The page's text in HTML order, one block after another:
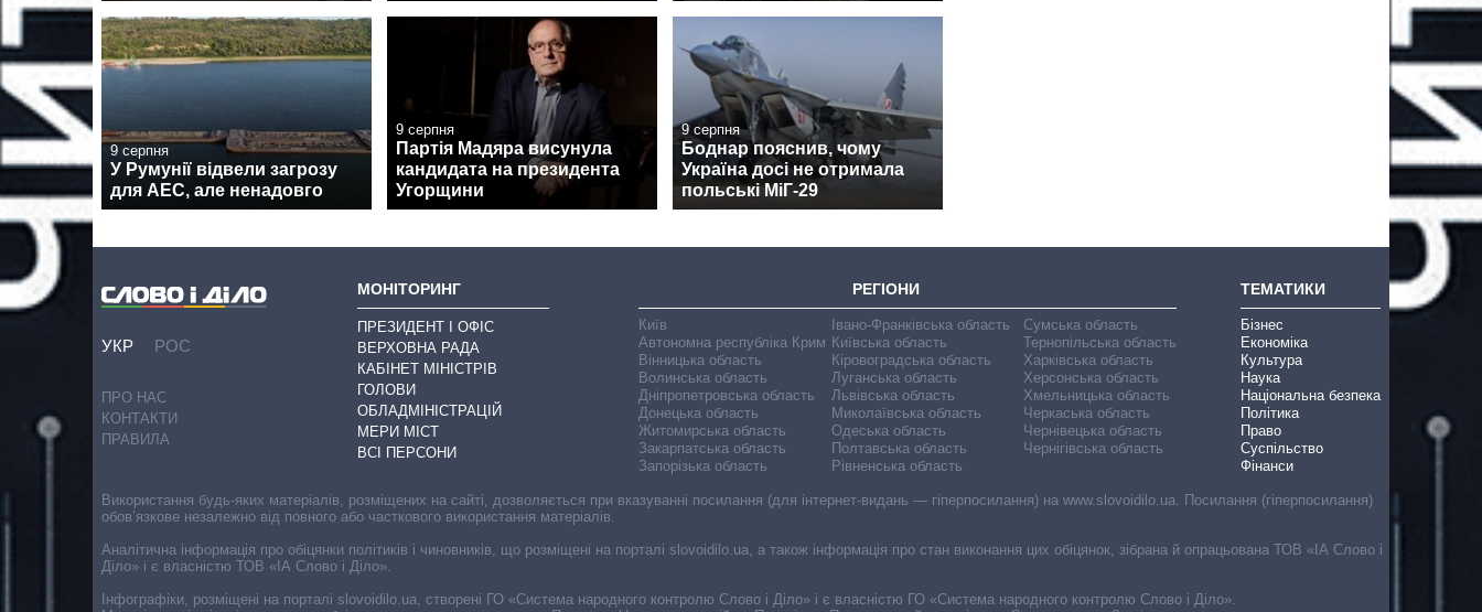
9 серпня
У Румунії відвели загрозу
для АЕС, але ненадовго
9 серпня
Партія Мадяра висунула
кандидата на президента
Угорщини
9 серпня
Боднар пояснив, чому
Україна досі не отримала
польські МіГ-29
УКР РОС
ПРО НАС
КОНТАКТИ
ПРАВИЛА
МОНІТОРИНГ
ПРЕЗИДЕНТ І ОФІС
ВЕРХОВНА РАДА
КАБІНЕТ МІНІСТРІВ
ГОЛОВИ
ОБЛАДМІНІСТРАЦІЙ
МЕРИ МІСТ
ВСІ ПЕРСОНИ
РЕГІОНИ
Київ
Автономна республіка Крим
Вінницька область
Волинська область
Дніпропетровська область
Донецька область
Житомирська область
Закарпатська область
Запорізька область
Івано-Франківська область
Київська область
Кіровоградська область
Луганська область
Львівська область
Миколаївська область
Одеська область
Полтавська область
Рівненська область
Сумська область
Тернопільська область
Харківська область
Херсонська область
Хмельницька область
Черкаська область
Чернівецька область
Чернігівська область
ТЕМАТИКИ
Бізнес
Економіка
Культура
Наука
Національна безпека
Політика
Право
Суспільство
Фінанси
Використання будь-яких матеріалів, розміщених на сайті, дозволяється при вказуванні посилання (для інтернет-видань — гіперпосилання) на www.slovoidilo.ua. Посилання (гіперпосилання)
обов’язкове незалежно від повного або часткового використання матеріалів.
Аналітична інформація про обіцянки політиків і чиновників, що розміщені на порталі slovoidilo.ua, а також інформація про стан виконання цих обіцянок, зібрана й опрацьована ТОВ «ІА Слово і
Діло» і є власністю ТОВ «ІА Слово і Діло».
Інфографіки, розміщені на порталі slovoidilo.ua, створені ГО «Система народного контролю Слово і Діло» і є власністю ГО «Система народного контролю Слово і Діло».